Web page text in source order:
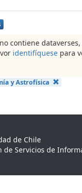
contiene
identifíquese para
y Astrofísica
de Chile
de Servicios de